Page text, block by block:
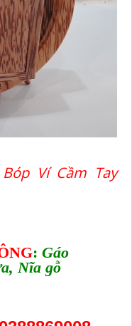
Bóp Ví Cầm Tay
: Gáo
, Nĩa gỗ